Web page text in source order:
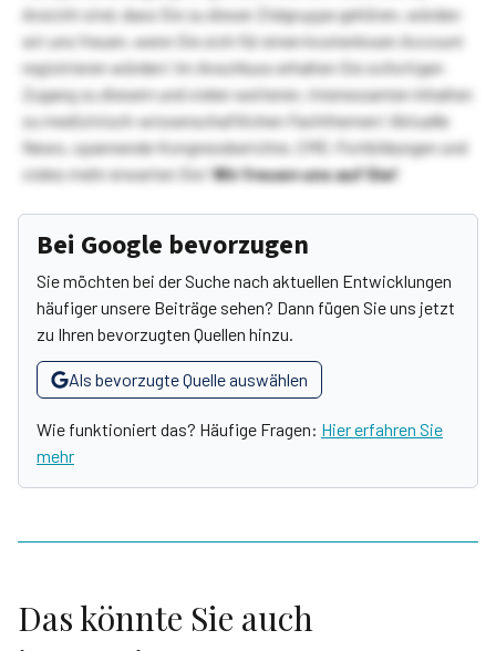
Ansicht sind, dass Sie zu dieser Zielgruppe gehören, würden
wir uns freuen, wenn Sie sich für einen kostenlosen Account
registrieren würden! Im Anschluss erhalten Sie sofortigen
Zugang zu diesem und vielen weiteren, interessanten Inhalten
zu medizinisch-wissenschaftlichen Fachthemen! Aktuelle
News, spannende Kongressberichte, CME-Fortbildungen und
vieles mehr erwarten Sie!Wir freuen uns auf Sie!
Bei Google bevorzugen
Sie möchten bei der Suche nach aktuellen Entwicklungen
häufiger unsere Beiträge sehen? Dann fügen Sie uns jetzt
zu Ihren bevorzugten Quellen hinzu.
Als bevorzugte Quelle auswählen
Wie funktioniert das? Häufige Fragen: Hier erfahren Sie
mehr
Das könnte Sie auch